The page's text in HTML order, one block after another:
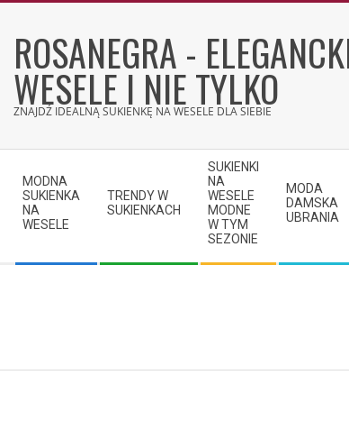
contentROSANEGRA -
WESELE I NIE TYLKO
ZNAJDŹ IDEALNĄ SUKIENKĘ NA WESELE DLA SIEBIE
Navigation
Menu
MODNA
SUKIENKA
NA
WESELE
TRENDY W
SUKIENKACH
SUKIENKI
NA
WESELE
MODNE
W TYM
SEZONIE
MODA
DAMSKA
UBRANIA